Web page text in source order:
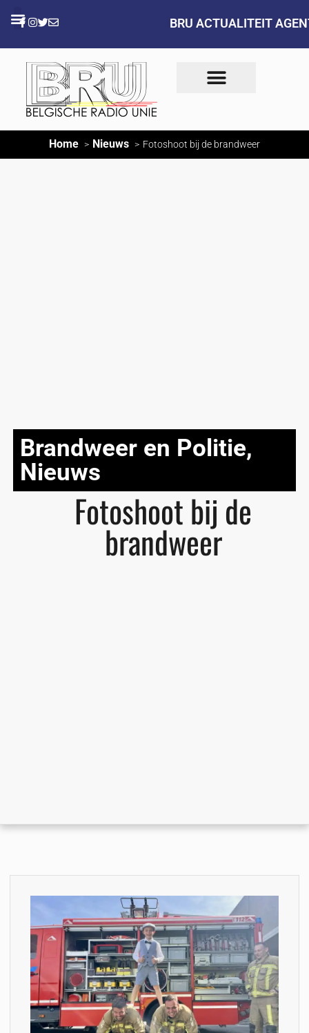
BRU ACTUALITEIT
Home Nieuws Fotoshoot bij de brandweer
Brandweer en Politie,
Nieuws
Fotoshoot bij de
brandweer